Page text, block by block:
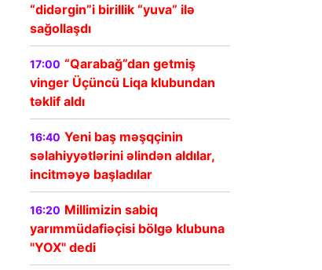
“didərgin”i birillik “yuva” ilə
sağollaşdı
17:00 “Qarabağ”dan getmiş
vinger Üçüncü Liqa klubundan
təklif aldı
16:40 Yeni baş məşqçinin
səlahiyyətlərini əlindən aldılar,
incitməyə başladılar
16:20 Millimizin sabiq
yarımmüdafiəçisi bölgə klubuna
"YOX" dedi